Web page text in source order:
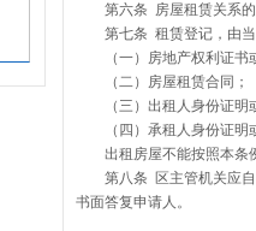
第六条 房屋租赁关系
第七条 租赁登记，由
（一）房地产权利证
（二）房屋租赁合同；
（三）出租人身份证
（四）承租人身份证
出租房屋不能按照本条
第八条 区主管机关应
书面答复申请人。